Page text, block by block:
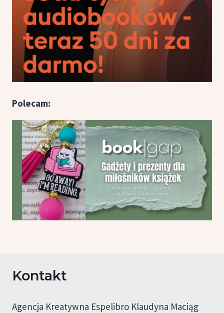
Polecam:
Kontakt
Agencja Kreatywna Espelibro Klaudyna Maciąg